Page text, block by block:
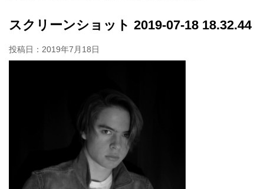
スクリーンショット 2019-07-18 18.32.44
投稿日： 2019年7月18日